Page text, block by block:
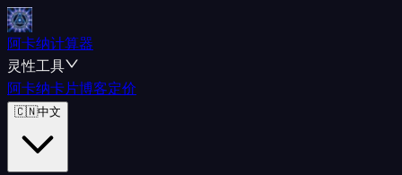
阿卡纳计算器
灵性工具
阿卡纳卡片博客定价
🇨🇳中文